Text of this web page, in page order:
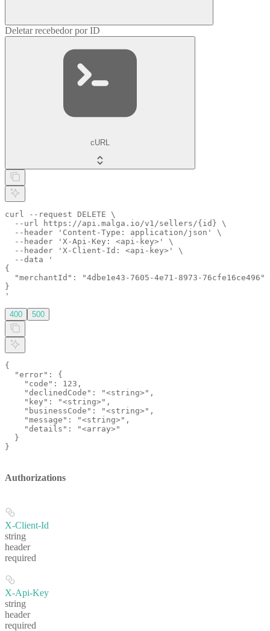
Deletar recebedor por ID
cURL
curl --request DELETE \
  --url https://api.malga.io/v1/sellers/{id} \
  --header 'Content-Type: application/json' \
  --header 'X-Api-Key: <api-key>' \
  --header 'X-Client-Id: <api-key>' \
  --data '
{
  "merchantId": "4dbe1e43-7605-4e71-8973-76cfe16ce496"
}
'
400 500
{
  "error": {
    "code": 123,
    "declinedCode": "<string>",
    "key": "<string>",
    "businessCode": "<string>",
    "message": "<string>",
    "details": "<array>"
  }
}
Authorizations
X-Client-Id
string
header
required
X-Api-Key
string
header
required